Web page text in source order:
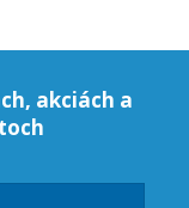
akciách a